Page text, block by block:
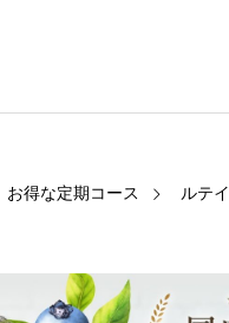
お得な定期コース ルテ